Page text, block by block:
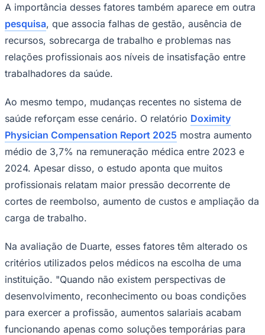
Copa América
Champions League
Premier League
La Liga
Bundesliga
Mundial 2026
A importância desses fatores também aparece em outra
pesquisa, que associa falhas de gestão, ausência de
recursos, sobrecarga de trabalho e problemas nas
relações profissionais aos níveis de insatisfação entre
trabalhadores da saúde.
Ao mesmo tempo, mudanças recentes no sistema de
saúde reforçam esse cenário. O relatório Doximity
Physician Compensation Report 2025 mostra aumento
médio de 3,7% na remuneração médica entre 2023 e
2024. Apesar disso, o estudo aponta que muitos
profissionais relatam maior pressão decorrente de
cortes de reembolso, aumento de custos e ampliação da
carga de trabalho.
Na avaliação de Duarte, esses fatores têm alterado os
critérios utilizados pelos médicos na escolha de uma
instituição. "Quando não existem perspectivas de
desenvolvimento, reconhecimento ou boas condições
para exercer a profissão, aumentos salariais acabam
funcionando apenas como soluções temporárias para